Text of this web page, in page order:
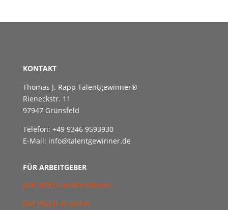
KONTAKT
Thomas J. Rapp Talentgewinner®
Rieneckstr. 11
97947 Grünsfeld
Telefon: +49 9346 9593930
E-Mail: info@talentgewinner.de
FÜR ARBEITGEBER
JOB VIDEO veröffentlichen
JOB VIDEO erstellen